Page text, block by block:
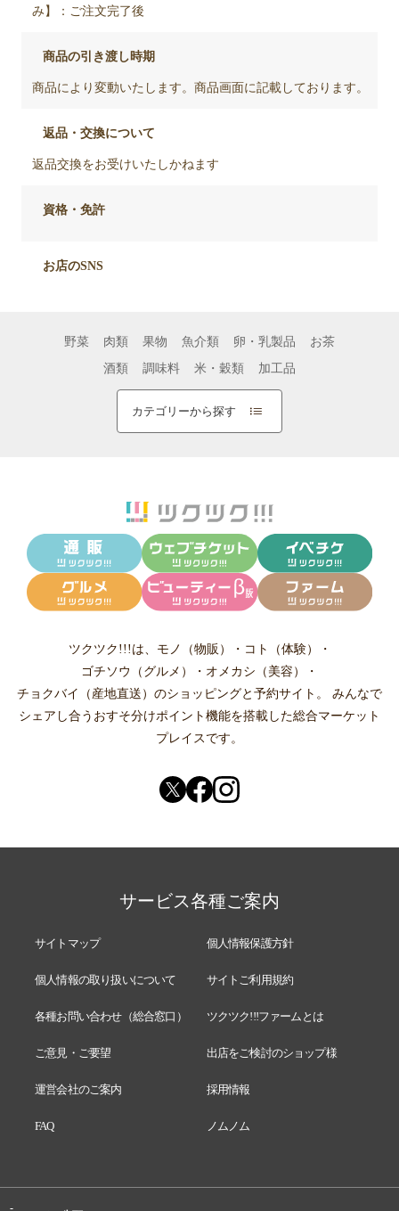
み】：ご注文完了後
商品の引き渡し時期
商品により変動いたします。商品画面に記載しております。
返品・交換について
返品交換をお受けいたしかねます
資格・免許
お店のSNS
野菜 肉類 果物 魚介類 卵・乳製品
お茶
酒類
調味料 米・穀類 加工品
カテゴリーから探す
ツクツク!!!は、 モノ（物販） ・ コト（体験）
・
ゴチソウ（グルメ）
・ オメカシ（美容）
・
チョクバイ（産地直送） のショッピングと予約サイト。
みんなで
シェアし合う おすそ分けポイント機能を搭載した総合マーケット
プレイスです。
サービス各種ご案内
サイトマップ 個人情報保護方針
個人情報の取り扱いについて サイトご利用規約
各種お問い合わせ（総合窓口） ツクツク!!!ファームとは
ご意見・ご要望 出店をご検討のショップ様
運営会社のご案内 採用情報
FAQ ノムノム
-